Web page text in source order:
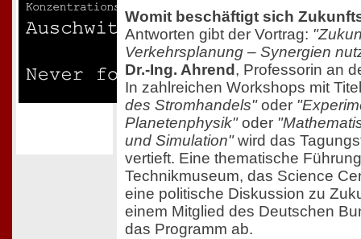
Womit beschäftigt sich
Antworten gibt der Vortrag:
Verkehrsplanung – Synergien
Dr.-Ing. Ahrend , Professorin an
In zahlreichen Workshops mit
des Stromhandels"oder
Planetenphysik"oder
und Simulation"wird das
vertieft. Eine thematische
Technikmuseum, das Science
eine politische Diskussion zu
einem Mitglied des Deutschen
das Programm ab.